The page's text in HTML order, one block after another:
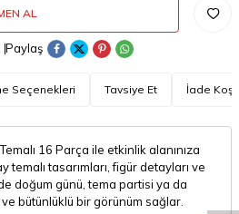
AL
Paylaş
Seçenekleri Tavsiye Et İade
16 Parça ile etkinlik alanınıza
temalı tasarımları, figür detayları ve
doğum günü, tema partisi ya da
bütünlüklü bir görünüm sağlar.